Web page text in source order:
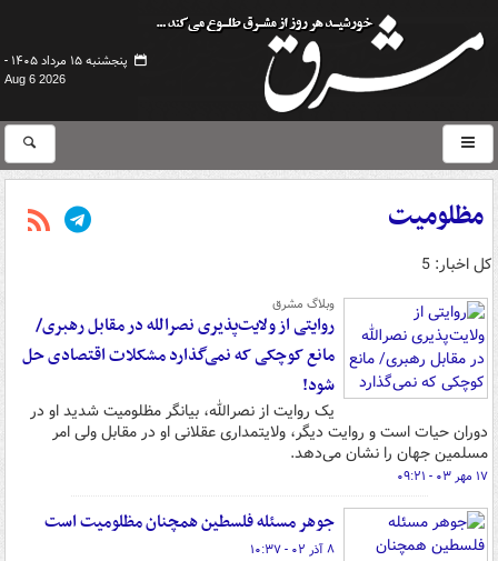
پنجشنبه ۱۵ مرداد ۱۴۰۵ -
Aug 6 2026
مظلومیت
کل اخبار: 5
وبلاگ مشرق
روایتی از ولایت‌پذیری نصرالله در مقابل رهبری/
مانع کوچکی که نمی‌گذارد مشکلات اقتصادی حل
شود!
یک روایت از نصرالله، بیانگر مظلومیت شدید او در
دوران حیات است و روایت دیگر، ولایتمداری عقلانی او در مقابل ولی امر
مسلمین جهان را نشان می‌دهد.
۱۷ مهر ۰۳ - ۰۹:۲۱
جوهر مسئله فلسطین همچنان مظلومیت است
۸ آذر ۰۲ - ۱۰:۳۷